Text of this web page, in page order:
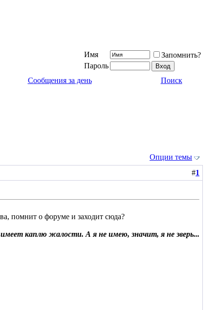
Имя
Запомнить?
Пароль
Сообщения за день
Поиск
Опции темы
#1
помнит о форуме и заходит сюда?
каплю жалости. А я не имею, значит, я не зверь...